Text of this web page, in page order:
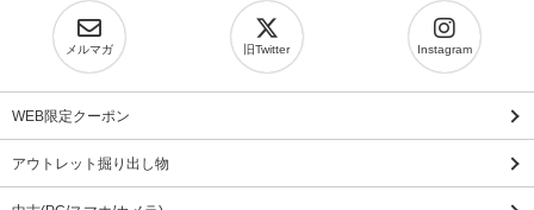
メルマガ 旧Twitter Instagram
WEB限定クーポン
アウトレット掘り出し物